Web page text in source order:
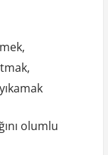
olumlu